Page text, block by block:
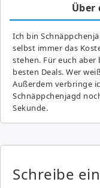
Über
Ich bin
selbst immer das
stehen. Für euch aber
besten Deals. Wer
Außerdem verbringe
Schnäppchenjagd
Sekunde.
Schreibe